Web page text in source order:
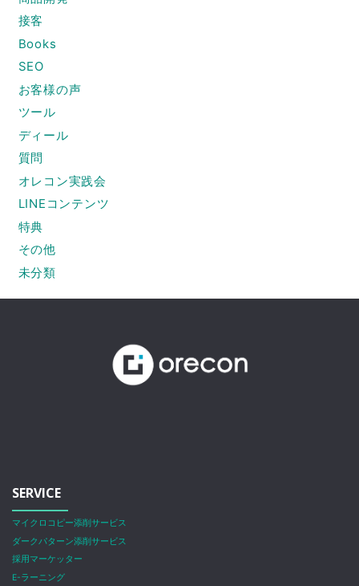
接客
Books
SEO
お客様の声
ツール
ディール
質問
オレコン実践会
LINEコンテンツ
特典
その他
未分類
SERVICE
マイクロコピー添削サービス
ダークパターン添削サービス
採用マーケッター
E-ラーニング